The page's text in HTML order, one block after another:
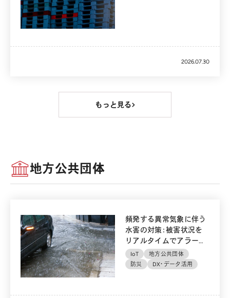
2026.07.30
もっと見る
地方公共団体
頻発する異常気象に伴う
水害の対策：被害状況を
リアルタイムでアラート
発報する浸水／冠水検知
センサの必要性
IoT
地方公共団体
防災
DX・データ活用